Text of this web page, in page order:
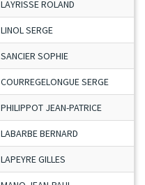
LAYRISSE ROLAND
LINOL SERGE
SANCIER SOPHIE
COURREGELONGUE SERGE
PHILIPPOT JEAN-PATRICE
LABARBE BERNARD
LAPEYRE GILLES